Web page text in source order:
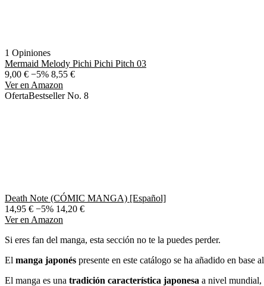
1 Opiniones
Mermaid Melody Pichi Pichi Pitch 03
9,00 € −5% 8,55 €
Ver en Amazon
OfertaBestseller No. 8
Death Note (CÓMIC MANGA) [Español]
14,95 € −5% 14,20 €
Ver en Amazon
Si eres fan del manga, esta sección no te la puedes perder.
El manga japonés presente en este catálogo se ha añadido en
El manga es una tradición característica japonesa a nivel mundial,